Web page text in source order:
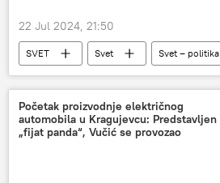
22 Jul 2024, 21:50
SVET Svet
Svet – politika
SAD
Početak proizvodnje električnog
automobila u Kragujevcu: Predstavljen
„fijat panda“, Vučić se provozao